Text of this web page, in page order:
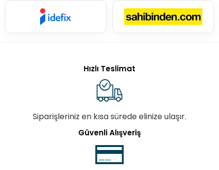
Hızlı Teslimat
Siparişleriniz en kısa sürede elinize ulaşır.
Güvenli Alışveriş